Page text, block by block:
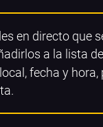
en directo que
a la lista de
fecha y hora,